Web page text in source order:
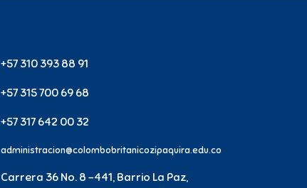
+57 310 393 88 91
+57 315 700 69 68
+57 317 642 00 32
administracion@colombobritanicozipaquira.edu.co
Carrera 36 No. 8 -441, Barrio La Paz,